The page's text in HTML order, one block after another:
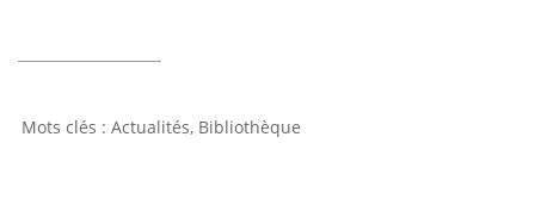
Actualités, Bibliothèque